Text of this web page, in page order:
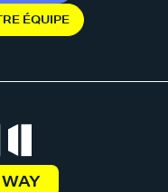
RE ÉQUIPE